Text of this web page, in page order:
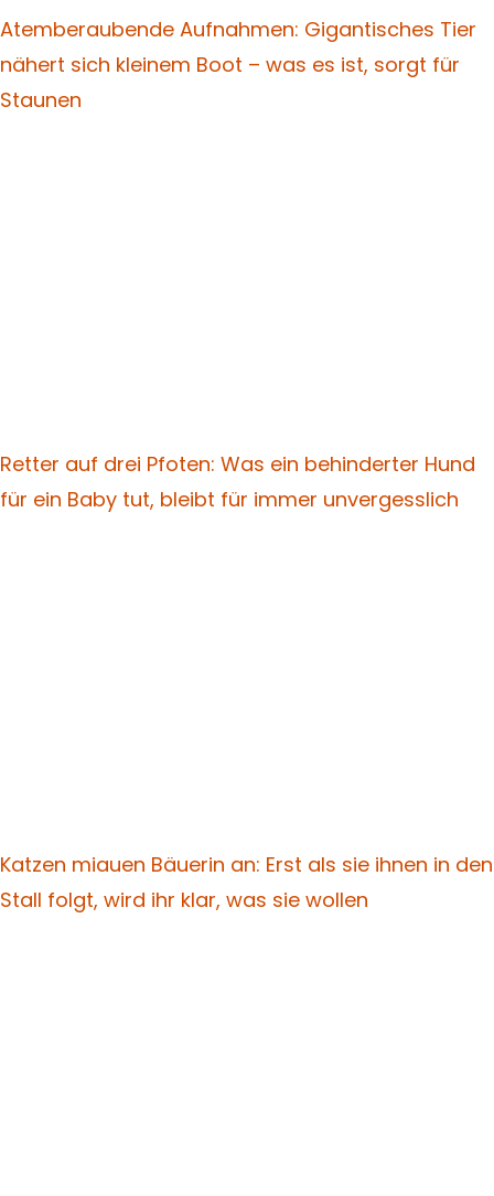
Atemberaubende Aufnahmen: Gigantisches Tier
nähert sich kleinem Boot – was es ist, sorgt für
Staunen
Retter auf drei Pfoten: Was ein behinderter Hund
für ein Baby tut, bleibt für immer unvergesslich
Katzen miauen Bäuerin an: Erst als sie ihnen in den
Stall folgt, wird ihr klar, was sie wollen